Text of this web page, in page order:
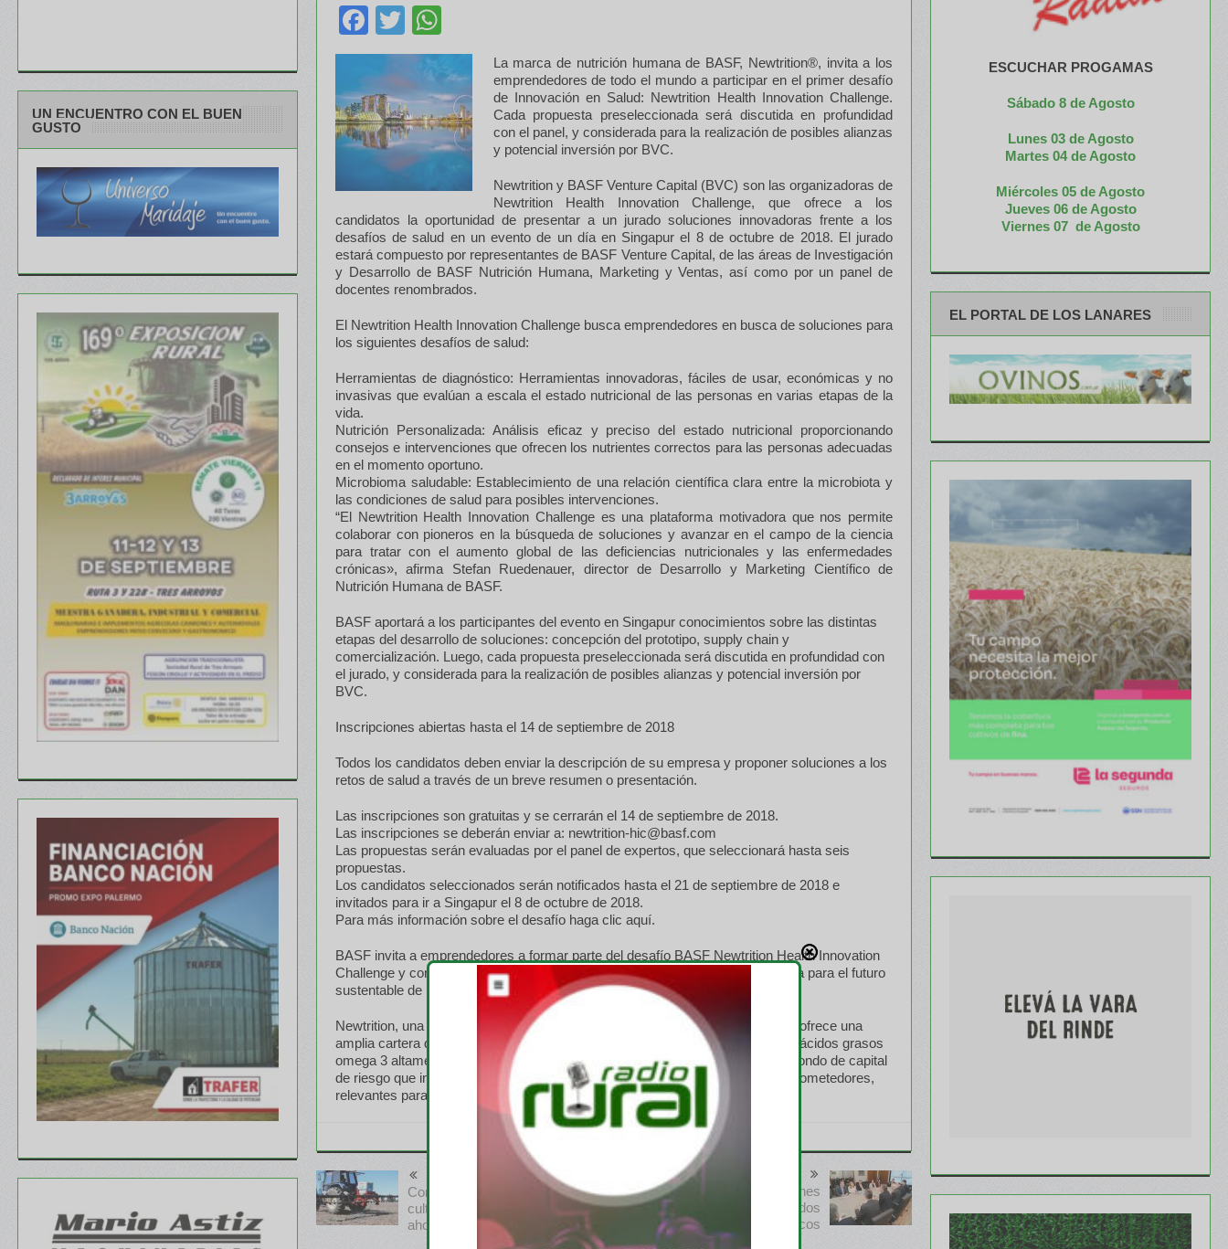
Facebook
Twitter
La marca de nutrición humana de BASF, Newtrition®, invita a los
emprendedores de todo el mundo a participar en el primer desafío
de Innovación en Salud: Newtrition Health Innovation Challenge.
Cada propuesta preseleccionada será discutida en profundidad
con el panel, y considerada para la realización de posibles alianzas
y potencial inversión por BVC.
Newtrition y BASF Venture Capital (BVC) son las organizadoras de
Newtrition Health Innovation Challenge, que ofrece a los
candidatos la oportunidad de presentar a un jurado soluciones innovadoras frente a los
desafíos de salud en un evento de un día en Singapur el 8 de octubre de 2018. El jurado
estará compuesto por representantes de BASF Venture Capital, de las áreas de Investigación
y Desarrollo de BASF Nutrición Humana, Marketing y Ventas, así como por un panel de
docentes renombrados.
El Newtrition Health Innovation Challenge busca emprendedores en busca de soluciones para
los siguientes desafíos de salud:
Herramientas de diagnóstico: Herramientas innovadoras, fáciles de usar, económicas y no
invasivas que evalúan a escala el estado nutricional de las personas en varias etapas de la
vida.
Nutrición Personalizada: Análisis eficaz y preciso del estado nutricional proporcionando
consejos e intervenciones que ofrecen los nutrientes correctos para las personas adecuadas
en el momento oportuno.
Microbioma saludable: Establecimiento de una relación científica clara entre la microbiota y
las condiciones de salud para posibles intervenciones.
“El Newtrition Health Innovation Challenge es una plataforma motivadora que nos permite
colaborar con pioneros en la búsqueda de soluciones y avanzar en el campo de la ciencia
para tratar con el aumento global de las deficiencias nutricionales y las enfermedades
crónicas», afirma Stefan Ruedenauer, director de Desarrollo y Marketing Científico de
Nutrición Humana de BASF.
BASF aportará a los participantes del evento en Singapur conocimientos sobre las distintas
etapas del desarrollo de soluciones: concepción del prototipo, supply chain y
comercialización. Luego, cada propuesta preseleccionada será discutida en profundidad con
el jurado, y considerada para la realización de posibles alianzas y potencial inversión por
BVC.
Inscripciones abiertas hasta el 14 de septiembre de 2018
Todos los candidatos deben enviar la descripción de su empresa y proponer soluciones a los
retos de salud a través de un breve resumen o presentación.
Las inscripciones son gratuitas y se cerrarán el 14 de septiembre de 2018.
Las inscripciones se deberán enviar a: newtrition-hic@basf.com
Las propuestas serán evaluadas por el panel de expertos, que seleccionará hasta seis
propuestas.
Los candidatos seleccionados serán notificados hasta el 21 de septiembre de 2018 e
invitados para ir a Singapur el 8 de octubre de 2018.
Para más información sobre el desafío haga clic aquí.
BASF invita a emprendedores a formar parte del desafío BASF Newtrition Health Innovation
Challenge y contribuir con el desarrollo de una mejor nutrición y calidad de vida para el futuro
sustentable de un mundo en crecimiento.
Newtrition, una de las líderes de mercado en la industria de nutrición humana, ofrece una
amplia cartera de nutrientes esenciales, incluyendo vitaminas, carotenoides y ácidos grasos
omega 3 altamente concentrados. BASF Venture Capital es una empresa de fondo de capital
de riesgo que invierte globalmente en fondos y en nuevos emprendimientos prometedores,
relevantes para los negocios actuales y futuros de BASF.
Con agricultura de precisión y
cultivo de cobertura se puede
ahorrar hasta 60% de insumos
Buscan reforzar relaciones
comerciales con mercados
europeos y asiáticos
UN ENCUENTRO CON EL BUEN
GUSTO
ESCUCHAR PROGAMAS
Sábado 8 de Agosto
Lunes 03 de Agosto
Martes 04 de Agosto
Miércoles 05 de Agosto
Jueves 06 de Agosto
Viernes 07 de Agosto
EL PORTAL DE LOS LANARES